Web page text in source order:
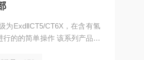
的的简单操作 该系列产品阵